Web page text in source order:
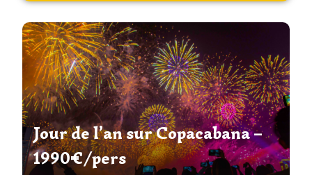
Jour de l’an sur Copacabana –
1990€/pers